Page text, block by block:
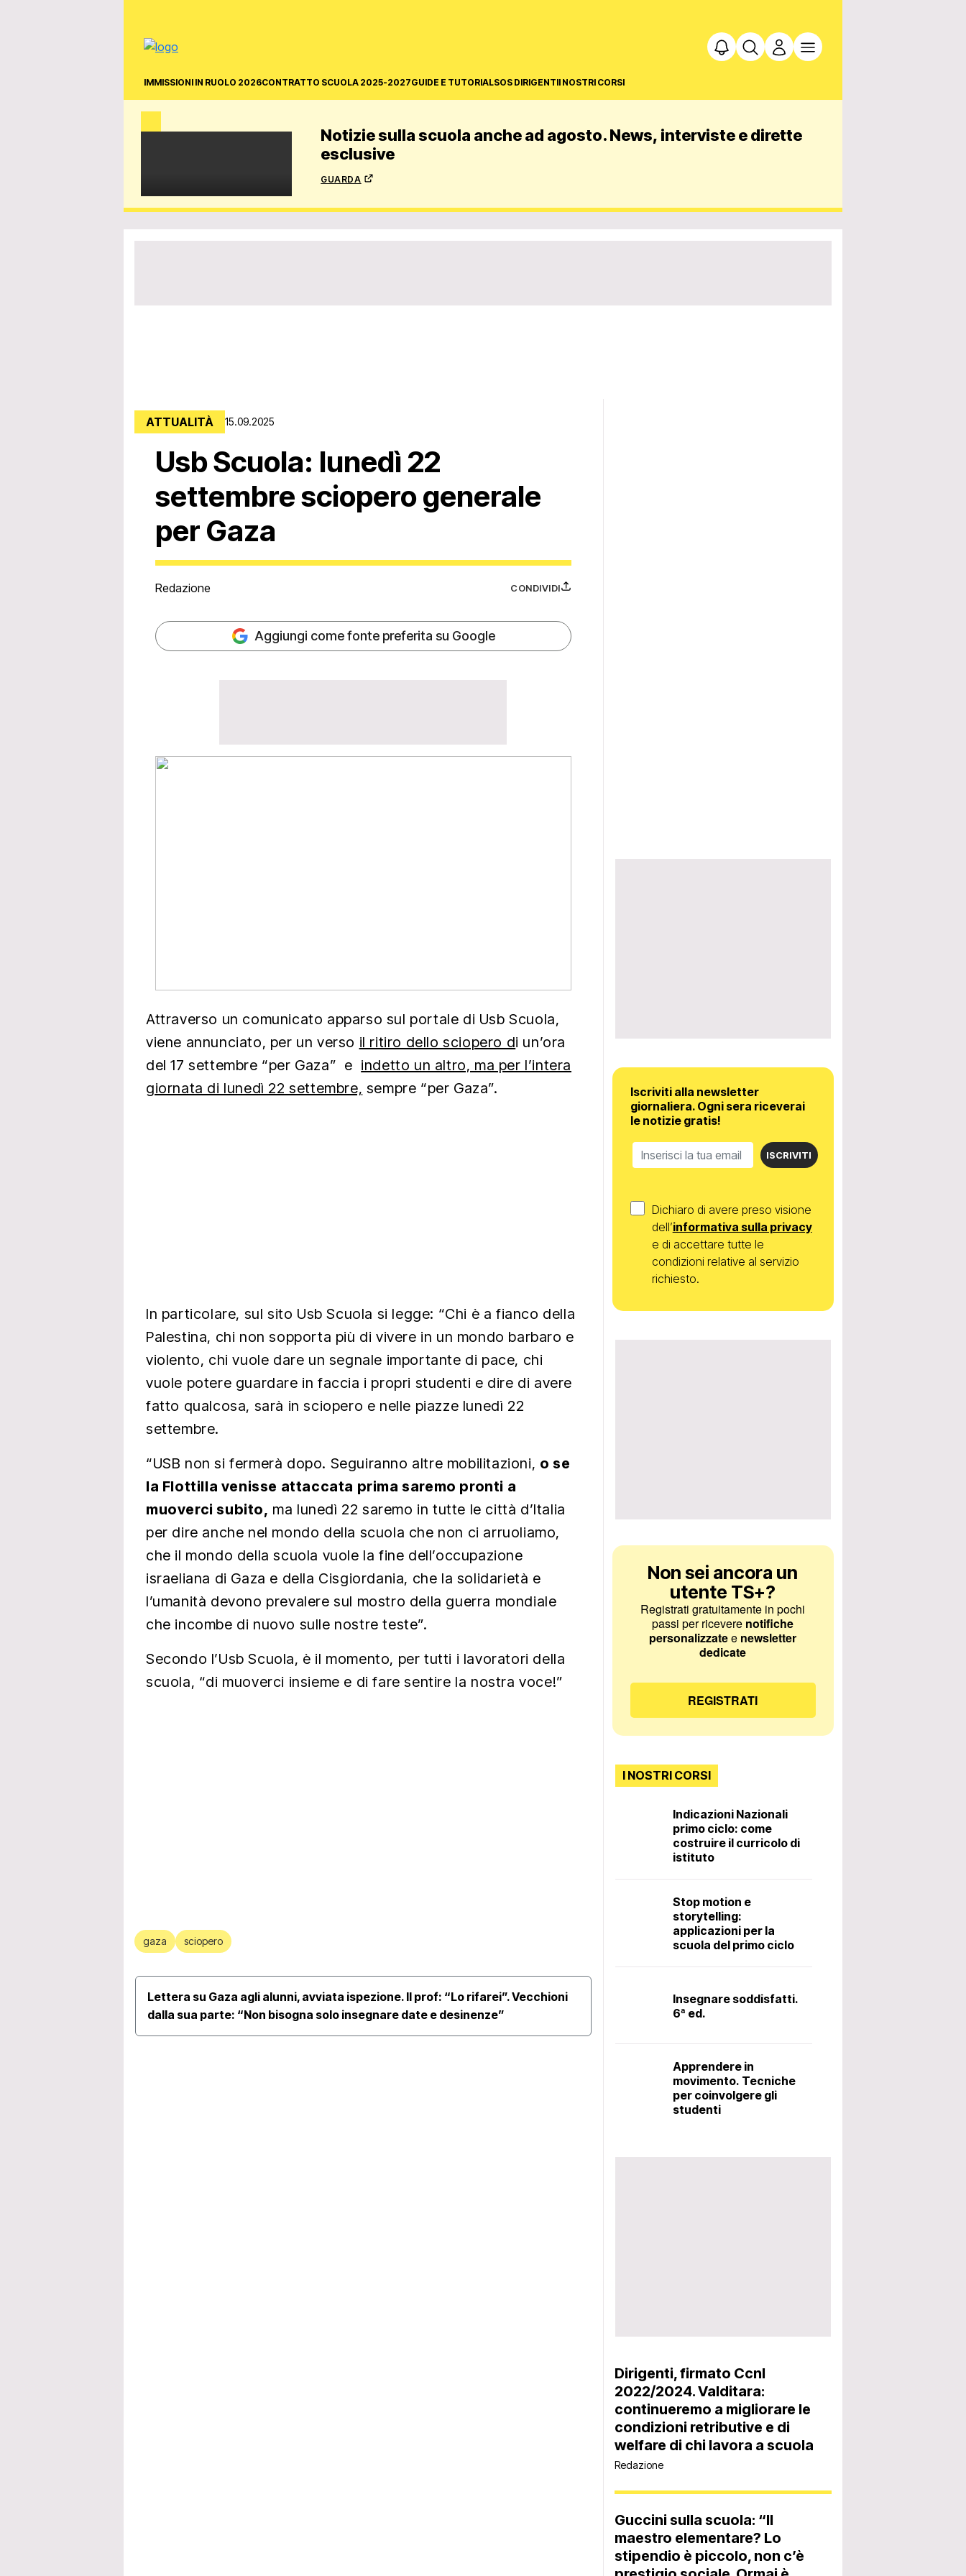
IMMISSIONI IN RUOLO 2026CONTRATTO SCUOLA 2025-2027GUIDE E TUTORIALSOS DIRIGENTII NOSTRI CORSI
Notizie sulla scuola anche ad agosto. News, interviste e dirette
esclusive
guarda
ATTUALITÀ 15.09.2025
Usb Scuola: lunedì 22
settembre sciopero generale
per Gaza
Redazione CONDIVIDI
Aggiungi come fonte preferita su Google
Attraverso un comunicato apparso sul portale di Usb Scuola,
viene annunciato, per un verso il ritiro dello sciopero di un’ora
del 17 settembre “per Gaza” e indetto un altro, ma per l’intera
giornata di lunedì 22 settembre, sempre “per Gaza”.
In particolare, sul sito Usb Scuola si legge: “Chi è a fianco della
Palestina, chi non sopporta più di vivere in un mondo barbaro e
violento, chi vuole dare un segnale importante di pace, chi
vuole potere guardare in faccia i propri studenti e dire di avere
fatto qualcosa, sarà in sciopero e nelle piazze lunedì 22
settembre.
“USB non si fermerà dopo. Seguiranno altre mobilitazioni, o se
la Flottilla venisse attaccata prima saremo pronti a
muoverci subito, ma lunedì 22 saremo in tutte le città d’Italia
per dire anche nel mondo della scuola che non ci arruoliamo,
che il mondo della scuola vuole la fine dell’occupazione
israeliana di Gaza e della Cisgiordania, che la solidarietà e
l’umanità devono prevalere sul mostro della guerra mondiale
che incombe di nuovo sulle nostre teste”.
Secondo l’Usb Scuola, è il momento, per tutti i lavoratori della
scuola, “di muoverci insieme e di fare sentire la nostra voce!”
gaza sciopero
Lettera su Gaza agli alunni, avviata ispezione. Il prof: “Lo rifarei”. Vecchioni
dalla sua parte: “Non bisogna solo insegnare date e desinenze”
Docente scrive lettera su Gaza agli alunni, arrivano gli
parole: “Commosso dall’affetto arrivato”, il caso in
Iscriviti alla newsletter
giornaliera. Ogni sera riceverai
le notizie gratis!
ISCRIVITI
Dichiaro di avere preso visione
dell’informativa sulla privacy
e di accettare tutte le
condizioni relative al servizio
richiesto.
Non sei ancora un
utente TS+?
Registrati gratuitamente in pochi
passi per ricevere notifiche
personalizzatee newsletter
dedicate
REGISTRATI
I NOSTRI CORSI
Indicazioni Nazionali
primo ciclo: come
costruire il curricolo di
istituto
Stop motion e
storytelling:
applicazioni per la
scuola del primo ciclo
Insegnare soddisfatti.
6ª ed.
Apprendere in
movimento. Tecniche
per coinvolgere gli
studenti
Dirigenti, firmato Ccnl
2022/2024. Valditara:
continueremo a migliorare le
condizioni retributive e di
welfare di chi lavora a scuola
Redazione
Guccini sulla scuola: “Il
maestro elementare? Lo
stipendio è piccolo, non c’è